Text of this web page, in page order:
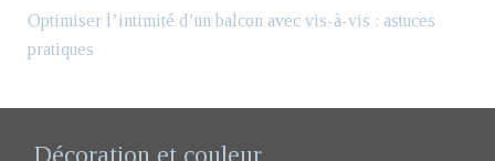
Optimiser l’intimité d’un balcon avec vis-à-vis : astuces
pratiques
Décoration et couleur